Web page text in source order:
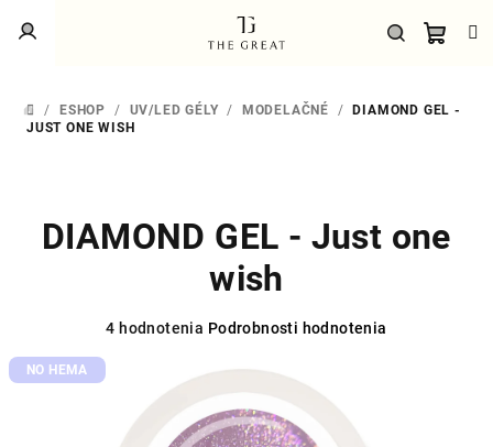
Prihlásenie
DOMOV
/ ESHOP / UV/LED GÉLY / MODELAČNÉ /
DIAMOND GEL -
JUST ONE WISH
DIAMOND GEL - Just one
wish
Priemerné
4 hodnotenia Podrobnosti hodnotenia
NO HEMA